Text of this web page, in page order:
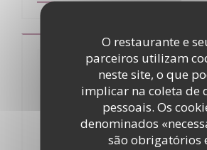
O restaurante e
parceiros utilizam
neste site, o que
implicar na coleta de
pessoais. Os
denominados
são obrigatórios